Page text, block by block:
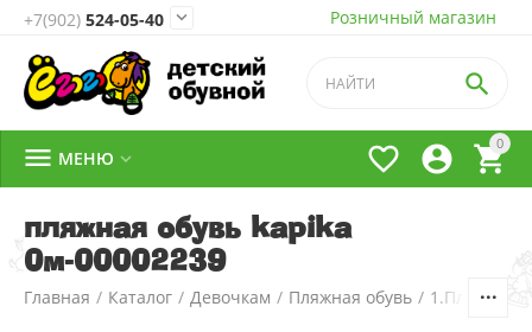
Розничный магазин
+7(902) 524-05-40 
0




 МЕНЮ 
пляжная обувь kapika
0м-00002239
Главная / Каталог / Девочкам / Пляжная обувь / 1.Пляжная